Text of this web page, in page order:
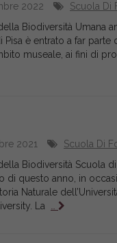
2022
Scuola Di
Biodiversità
è entrato a far parte
museale, ai fini di
2021
Scuola Di
Biodiversità Scuola
questo anno, in
Naturale
La